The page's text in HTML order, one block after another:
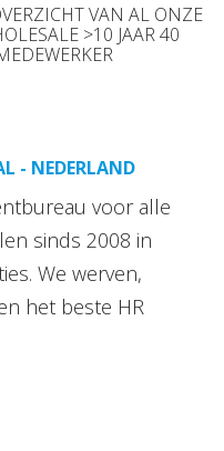
VAN AL ONZE
>10 JAAR 40
- NEDERLAND
voor alle
sinds 2008 in
We werven,
het beste HR